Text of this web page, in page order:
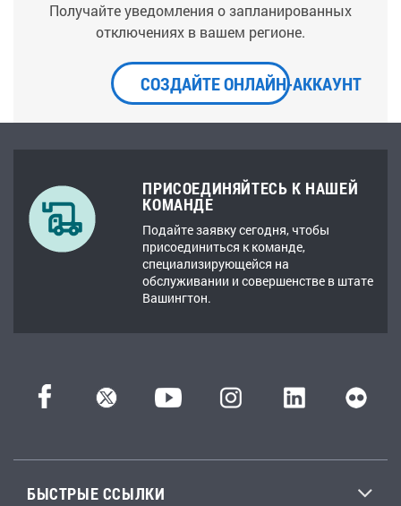
Получайте уведомления о запланированных
отключениях в вашем регионе.
СОЗДАЙТЕ ОНЛАЙН-АККАУНТ
ПРИСОЕДИНЯЙТЕСЬ К НАШЕЙ
КОМАНДЕ
Подайте заявку сегодня, чтобы
присоединиться к команде,
специализирующейся на
обслуживании и совершенстве в штате
Вашингтон.
БЫСТРЫЕ ССЫЛКИ